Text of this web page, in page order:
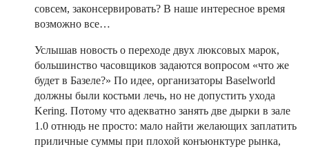
совсем, законсервировать? В наше интересное время
возможно все…
Услышав новость о переходе двух люксовых марок,
большинство часовщиков задаются вопросом «что же
будет в Базеле?» По идее, организаторы Baselworld
должны были костьми лечь, но не допустить ухода
Kering. Потому что адекватно занять две дырки в зале
1.0 отнюдь не просто: мало найти желающих заплатить
приличные суммы при плохой конъюнктуре рынка,